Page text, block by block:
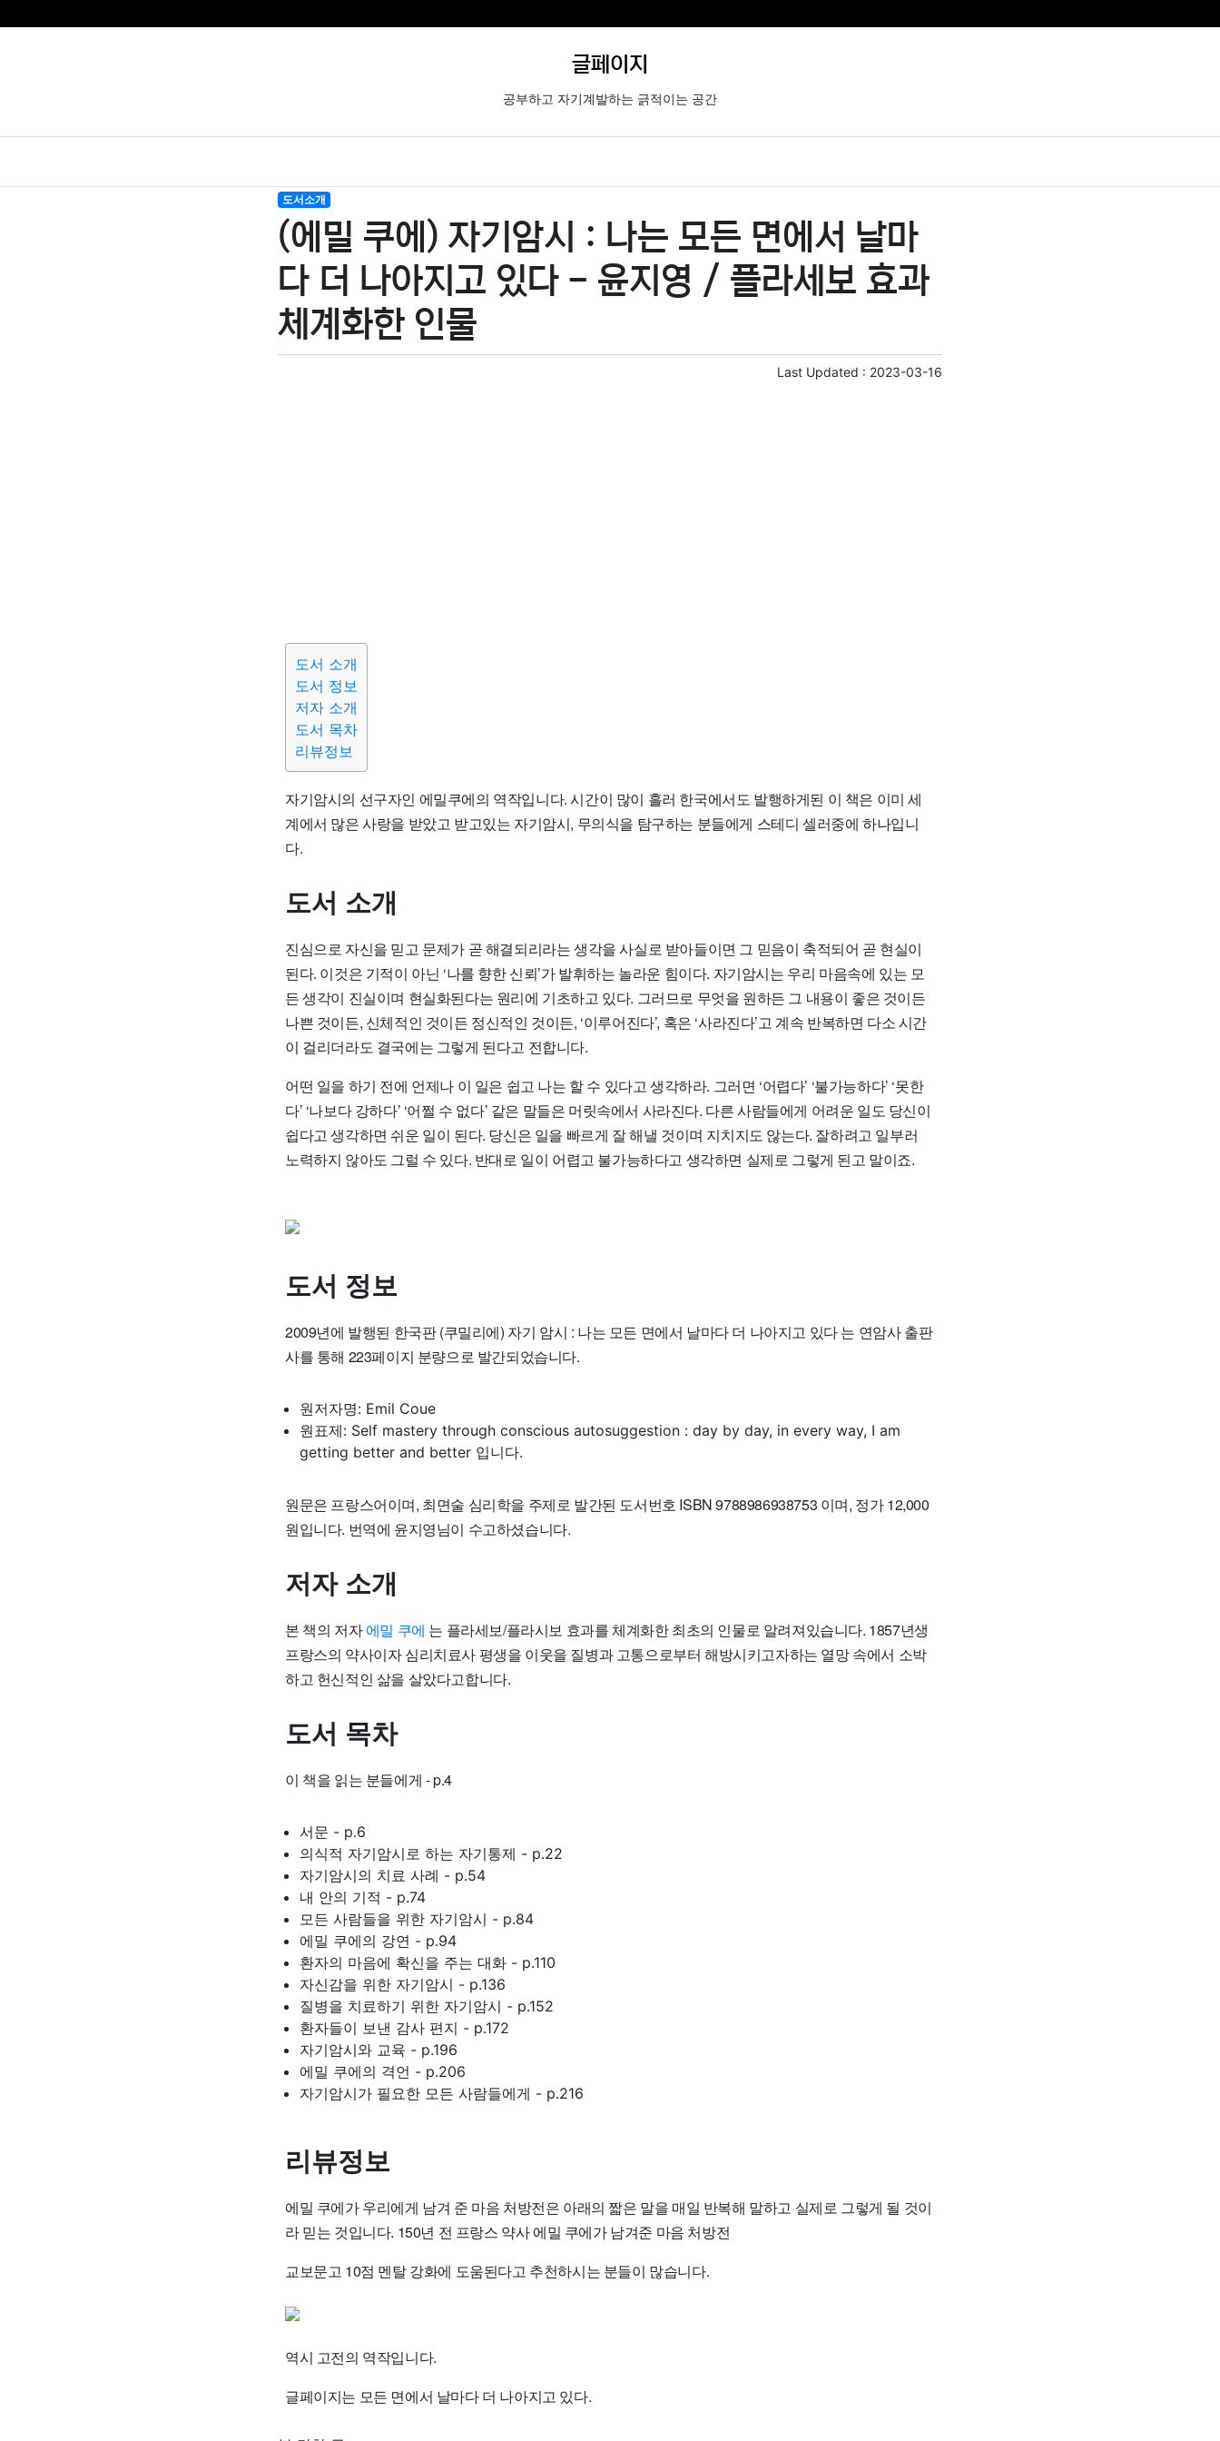
글페이지
공부하고 자기계발하는 긁적이는 공간
도서소개
(에밀 쿠에) 자기암시 : 나는 모든 면에서 날마
다 더 나아지고 있다 - 윤지영 / 플라세보 효과
체계화한 인물
Last Updated : 2023-03-16
도서 소개
도서 정보
저자 소개
도서 목차
리뷰정보
자기암시의 선구자인 에밀쿠에의 역작입니다. 시간이 많이 흘러 한국에서도 발행하게된 이 책은 이미 세
계에서 많은 사랑을 받았고 받고있는 자기암시, 무의식을 탐구하는 분들에게 스테디 셀러중에 하나입니
다.
도서 소개
진심으로 자신을 믿고 문제가 곧 해결되리라는 생각을 사실로 받아들이면 그 믿음이 축적되어 곧 현실이
된다. 이것은 기적이 아닌 ‘나를 향한 신뢰’가 발휘하는 놀라운 힘이다. 자기암시는 우리 마음속에 있는 모
든 생각이 진실이며 현실화된다는 원리에 기초하고 있다. 그러므로 무엇을 원하든 그 내용이 좋은 것이든
나쁜 것이든, 신체적인 것이든 정신적인 것이든, ‘이루어진다’, 혹은 ‘사라진다’고 계속 반복하면 다소 시간
이 걸리더라도 결국에는 그렇게 된다고 전합니다.
어떤 일을 하기 전에 언제나 이 일은 쉽고 나는 할 수 있다고 생각하라. 그러면 ‘어렵다’ ‘불가능하다’ ‘못한
다’ ‘나보다 강하다’ ‘어쩔 수 없다’ 같은 말들은 머릿속에서 사라진다. 다른 사람들에게 어려운 일도 당신이
쉽다고 생각하면 쉬운 일이 된다. 당신은 일을 빠르게 잘 해낼 것이며 지치지도 않는다. 잘하려고 일부러
노력하지 않아도 그럴 수 있다. 반대로 일이 어렵고 불가능하다고 생각하면 실제로 그렇게 된고 말이죠.
도서 정보
2009년에 발행된 한국판 (쿠밀리에) 자기 암시 : 나는 모든 면에서 날마다 더 나아지고 있다 는 연암사 출판
사를 통해 223페이지 분량으로 발간되었습니다.
원저자명: Emil Coue
원표제: Self mastery through conscious autosuggestion : day by day, in every way, I am
getting better and better 입니다.
원문은 프랑스어이며, 최면술 심리학을 주제로 발간된 도서번호 ISBN 9788986938753 이며, 정가 12,000
원입니다. 번역에 윤지영님이 수고하셨습니다.
저자 소개
본 책의 저자에밀 쿠에 는 플라세보/플라시보 효과를 체계화한 최초의 인물로 알려져있습니다. 1857년생
프랑스의 약사이자 심리치료사 평생을 이웃을 질병과 고통으로부터 해방시키고자하는 열망 속에서 소박
하고 헌신적인 삶을 살았다고합니다.
도서 목차
이 책을 읽는 분들에게 - p.4
서문 - p.6
의식적 자기암시로 하는 자기통제 - p.22
자기암시의 치료 사례 - p.54
내 안의 기적 - p.74
모든 사람들을 위한 자기암시 - p.84
에밀 쿠에의 강연 - p.94
환자의 마음에 확신을 주는 대화 - p.110
자신감을 위한 자기암시 - p.136
질병을 치료하기 위한 자기암시 - p.152
환자들이 보낸 감사 편지 - p.172
자기암시와 교육 - p.196
에밀 쿠에의 격언 - p.206
자기암시가 필요한 모든 사람들에게 - p.216
리뷰정보
에밀 쿠에가 우리에게 남겨 준 마음 처방전은 아래의 짧은 말을 매일 반복해 말하고 실제로 그렇게 될 것이
라 믿는 것입니다. 150년 전 프랑스 약사 에밀 쿠에가 남겨준 마음 처방전
교보문고 10점 멘탈 강화에 도움된다고 추천하시는 분들이 많습니다.
역시 고전의 역작입니다.
글페이지는 모든 면에서 날마다 더 나아지고 있다.